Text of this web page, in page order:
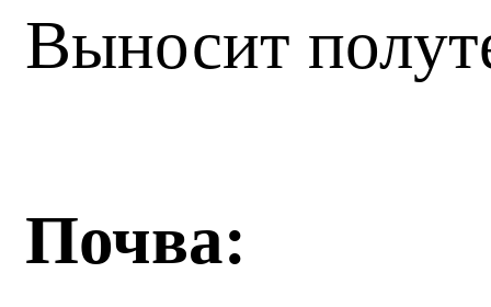
Выносит
Почва: